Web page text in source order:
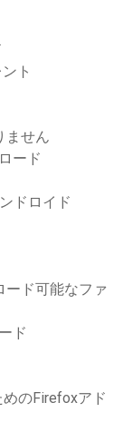
ト
ません
ード
ドロイド
ード可能なファ
ド
のFirefoxアド